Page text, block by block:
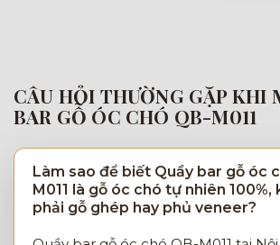
CÂU HỎI THƯỜNG GẶP KHI
BAR GỖ ÓC CHÓ QB-M011
Làm sao để biết Quầy bar gỗ óc
M011 là gỗ óc chó tự nhiên 100%,
phải gỗ ghép hay phủ veneer?